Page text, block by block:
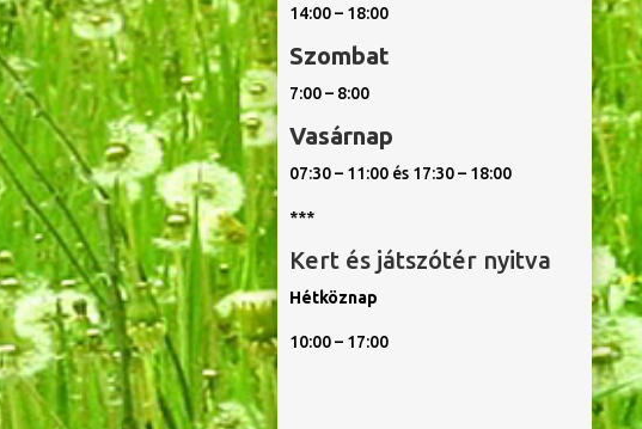
14:00 – 18:00
Szombat
7:00 – 8:00
Vasárnap
07:30 – 11:00 és 17:30 – 18:00
***
Kert és játszótér nyitva
Hétköznap
10:00 – 17:00